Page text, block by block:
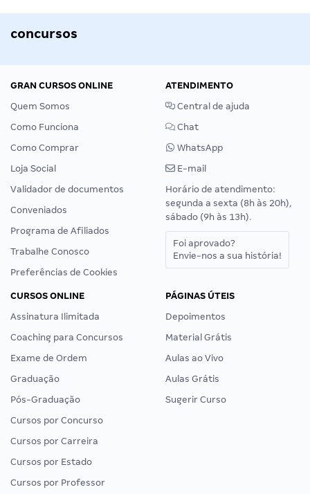
concursos
GRAN CURSOS ONLINE
Quem Somos
Como Funciona
Como Comprar
Loja Social
Validador de documentos
Conveniados
Programa de Afiliados
Trabalhe Conosco
Preferências de Cookies
ATENDIMENTO
Central de ajuda
Chat
WhatsApp
E-mail
Horário de atendimento:
segunda a sexta (8h às 20h),
sábado (9h às 13h).
Foi aprovado?
Envie-nos a sua história!
CURSOS ONLINE
Assinatura Ilimitada
Coaching para Concursos
Exame de Ordem
Graduação
Pós-Graduação
Cursos por Concurso
Cursos por Carreira
Cursos por Estado
Cursos por Professor
PÁGINAS ÚTEIS
Depoimentos
Material Grátis
Aulas ao Vivo
Aulas Grátis
Sugerir Curso